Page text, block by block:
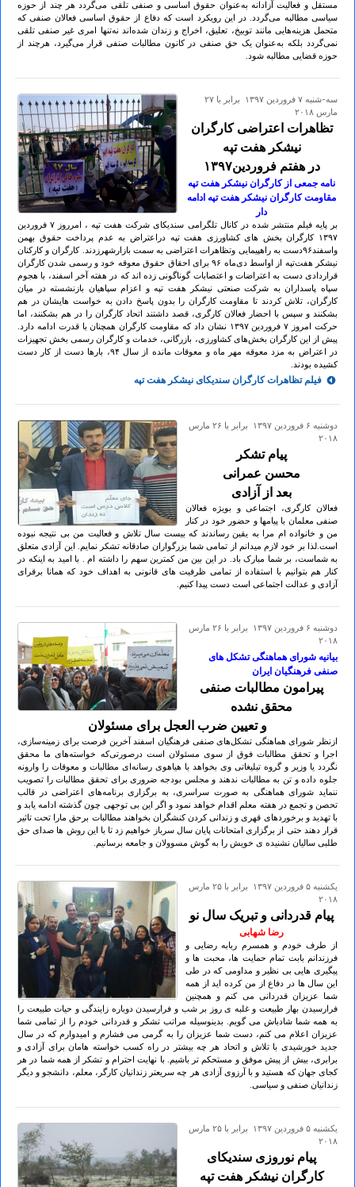
مستقل و فعالیت آزادانه به‌عنوان حقوق اساسی و صنفی تلقی می‌گردد هر چند از حوزه
سیاسی مطالبه می‌گردد. در این رویکرد است که دفاع از حقوق اساسی فعالان صنفی که
متحمل هزینه‌هایی مانند توبیخ، تعلیق، اخراج و زندان شده‌اند نه‌تنها امری غیر صنفی تلقی
نمی‌گردد بلکه به‌عنوان یک حق صنفی در کانون مطالبات صنفی قرار می‌گیرد، هرچند از
حوزه قضایی مطالبه شود.
سه-شنبه ۷ فروردين ۱۳۹۷ برابر با ۲۷
مارس ۲۰۱۸
تظاهرات اعتراضی کارگران
نیشکر هفت تپه
در هفتم فروردین۱۳۹۷
نامه جمعی از کارگران نیشکر هفت تپه
مقاومت کارگران نیشکر هفت تپه ادامه
دار
بر پایه فیلم منتشر شده در کانال تلگرامی سندیکای شرکت هفت تپه ، امرروز ۷ فروردين
۱۳۹۷ کارگران بخش های کشاورزی هفت تپه دراعتراض به عدم پرداخت حقوق بهمن
واسفند۹۶دست به راهپیمایی وتظاهرات اعتراضی به سمت بازارشهرزدند. کارگران و کارکنان
نیشکر هفت‌تپه از اواسط دی‌ماه ۹۶ برای احقاق حقوق معوقه خود و رسمی شدن کارگران
قراردادی دست به اعتراضات و اعتصابات گوناگونی زده اند که در هفته آخر اسفند، با هجوم
سپاه پاسداران به شرکت صنعتی نیشکر هفت تپه و اعزام سپاهیان بازنشسته در میان
کارگران، تلاش کردند تا مقاومت کارگران را بدون پاسخ دادن به خواست هایشان در هم
بشکنند و سپس با احضار فعالان کارگری، قصد داشتند اتحاد کارگران را در هم بشکنند، اما
حرکت امروز ۷ فروردين ۱۳۹۷ نشان داد که مقاومت کارگران همچنان با قدرت ادامه دارد.
پیش از این کارگران بخش‌های کشاورزی، بازرگانی، خدمات و کارگران رسمی بخش تجهیزات
در اعتراض به مزد معوقه مهر ماه و معوقات مانده از سال ۹۴، بارها دست از کار دست
کشیده بودند.
فیلم تظاهرات کارگران سندیکای نیشکر هفت تپه
دوشنبه ۶ فروردين ۱۳۹۷ برابر با ۲۶ مارس
۲۰۱۸
پیام تشکر
محسن عمرانی
بعد از آزادی
فعالان کارگری، اجتماعی و بویژه فعالان
صنفی معلمان با پیامها و حضور خود در کنار
من و خانواده ام مرا به یقین رساندند که بیست سال تلاش و فعالیت من بی نتیجه نبوده
است.لذا بر خود لازم میدانم از تمامی شما بزرگواران صادقانه تشکر نمایم. این آزادی متعلق
به شماست، بر شما مبارک باد. در این بین من کمترین سهم را داشته ام . با امید به اینکه در
کنار هم بتوانیم با استفاده از تمامی ظرفیت های قانونی به اهداف خود که همانا برقرای
آزادی و عدالت اجتماعی است دست پیدا کنیم.
دوشنبه ۶ فروردين ۱۳۹۷ برابر با ۲۶ مارس
۲۰۱۸
بیانیه شورای هماهنگی تشکل های
صنفی فرهنگیان ایران
پیرامون مطالبات صنفی
محقق نشده
و تعیین ضرب العجل برای مسئولان
ازنظر شورای هماهنگی تشکل‌های صنفی فرهنگیان اسفند آخرین فرصت برای زمینه‌سازی،
اجرا و تحقق مطالبات فوق از سوی مسئولان است درصورتی‌که خواسته‌های ما محقق
نگردد یا وزیر و گروه تبلیغاتی وی بخواهد با هیاهوی رسانه‌ای مطالبات و معوقات را وارونه
جلوه داده و تن به مطالبات ندهند و مجلس بودجه ضروری برای تحقق مطالبات را تصویب
ننماید شورای هماهنگی به صورت سراسری، به برگزاری برنامه‌های اعتراضی در قالب
تحصن و تجمع در هفته معلم اقدام خواهد نمود و اگر این بی توجهی چون گذشته ادامه یابد و
با تهدید و برخوردهای قهری و زندانی کردن کنشگران بخواهند مطالبات برحق مارا تحت تاثیر
قرار دهند حتی از برگزاری امتحانات پایان سال سرباز خواهیم زد تا با این روش ها صدای حق
طلبی سالیان نشنیده ی خویش را به گوش مسوولان و جامعه برسانیم.
يكشنبه ۵ فروردين ۱۳۹۷ برابر با ۲۵ مارس
۲۰۱۸
پیام قدردانی و تبریک سال نو
رضا شهابی
از طرف خودم و همسرم ربابه رضایی و
فرزندانم بابت تمام حمایت ها، محبت ها و
پیگیری هایی بی نظیر و مداومی که در طی
این سال ها در دفاع از من کرده اید از همه
شما عزیزان قدردانی می کنم و همچنین
فرارسیدن بهار طبیعت و غلبه ی روز بر شب و فرارسیدن دوباره زایندگی و حیات طبیعت را
به همه شما شادباش می گویم. بدینوسیله مراتب تشکر و قدردانی خودم را از تمامی شما
عزیزان اعلام می کنم، دست شما عزیزان را به گرمی می فشارم و امیدوارم که در سال
جدید خورشیدی با تلاش و اتحاد هر چه بیشتر در راه کسب خواسته هامان برای آزادی و
برابری، بیش از پیش موفق و مستحکم تر باشیم. با نهایت احترام و تشکر از همه شما در هر
کجای جهان که هستید و با آرزوی آزادی هر چه سریعتر زندانیان کارگر، معلم، دانشجو و دیگر
زندانیان صنفی و سیاسی.
يكشنبه ۵ فروردين ۱۳۹۷ برابر با ۲۵ مارس
۲۰۱۸
پیام نوروزی سندیکای
کارگران نیشکر هفت تپه